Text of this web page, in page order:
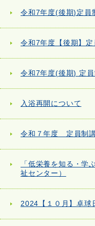
令和7年度(後期)定員
令和7年度【後期】
令和7年度(後期) 定
入浴再開について
令和７年度 定員制
「低栄養を知る・学
祉センター）
2024【１０月】卓球